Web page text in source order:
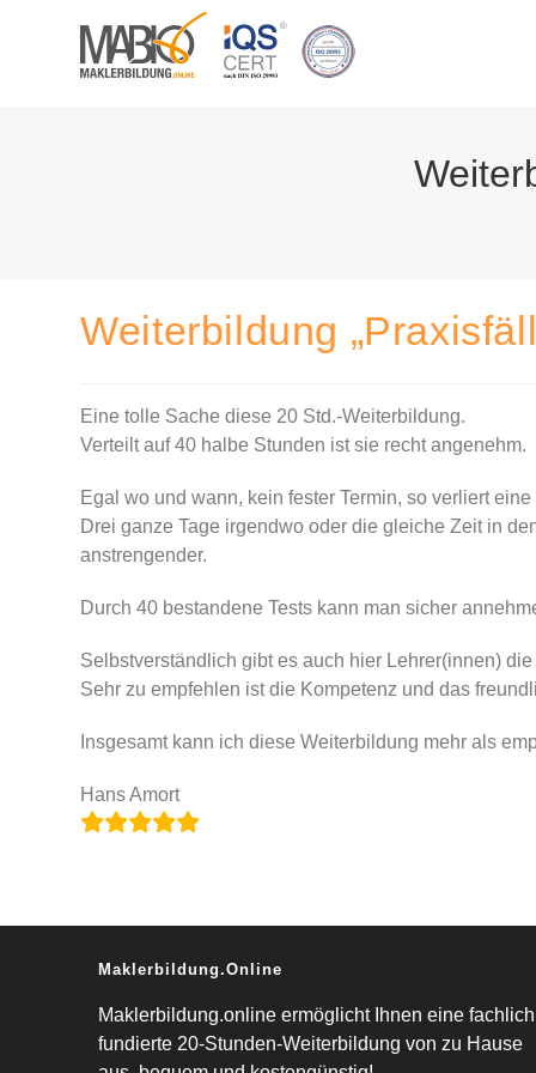
Weiterbildung
Eine tolle Sache diese 20 Std.-Weiterbildung.
Verteilt auf 40 halbe Stunden ist sie recht angenehm.
Egal wo und wann, kein fester Termin, so verliert
Drei ganze Tage irgendwo oder die gleiche Zeit in
anstrengender.
Durch 40 bestandene Tests kann man sicher
Selbstverständlich gibt es auch hier Lehrer(innen)
Sehr zu empfehlen ist die Kompetenz und das
Insgesamt kann ich diese Weiterbildung mehr als
Hans Amort
Maklerbildung.online
Maklerbildung.online ermöglicht Ihnen eine fachlich
fundierte 20-Stunden-Weiterbildung von zu Hause